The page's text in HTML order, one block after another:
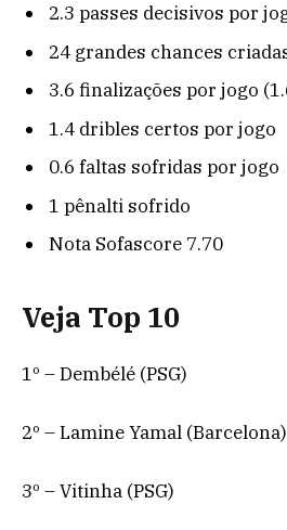
2.3 passes decisivos por
24 grandes chances
3.6 finalizações por jogo
1.4 dribles certos por jogo
0.6 faltas sofridas por jogo
1 pênalti sofrido
Nota Sofascore 7.70
Veja Top 10
1º – Dembélé (PSG)
2º – Lamine Yamal (Barcelona)
3º – Vitinha (PSG)